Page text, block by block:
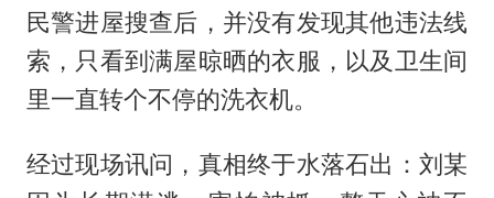
民警进屋搜查后，并没有发现其他违法线
索，只看到满屋晾晒的衣服，以及卫生间
里一直转个不停的洗衣机。
经过现场讯问，真相终于水落石出：刘某